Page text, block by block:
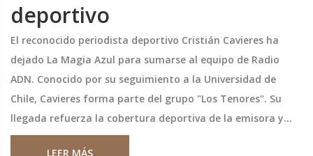
deportivo
El reconocido periodista deportivo Cristián Cavieres ha
dejado La Magia Azul para sumarse al equipo de Radio
ADN. Conocido por su seguimiento a la Universidad de
Chile, Cavieres forma parte del grupo "Los Tenores". Su
llegada refuerza la cobertura deportiva de la emisora y
promete nuevas secciones de análisis. La audiencia
LEER MÁS